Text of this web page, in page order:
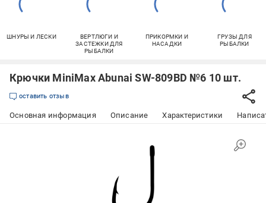
ШНУРЫ И ЛЕСКИ
ВЕРТЛЮГИ И
ЗАСТЕЖКИ ДЛЯ
РЫБАЛКИ
ПРИКОРМКИ И
НАСАДКИ
ГРУЗЫ ДЛЯ
РЫБАЛКИ
Крючки MiniMax Abunai SW-809BD №6 10 шт.
оставить отзыв
Основная информация Описание Характеристики